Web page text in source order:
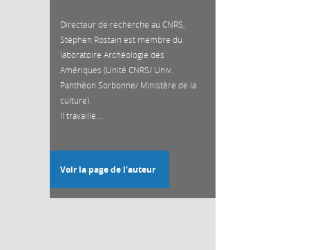
Directeur de recherche au CNRS,
Stéphen Rostain est membre du
laboratoire Archéologie des
Amériques (Unité CNRS/ Univ.
Panthéon Sorbonne/ Ministère de la
culture).
Il travaille...
Voir la page de l'auteur